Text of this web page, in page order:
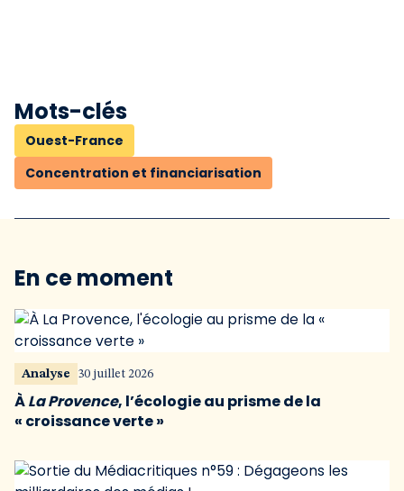
Mots-clés
Ouest-France
Concentration et financiarisation
En ce moment
Analyse 30 juillet 2026
ÀLa Provence, l’écologie au prisme de la
« croissance verte »